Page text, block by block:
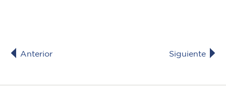
Anterior Siguiente